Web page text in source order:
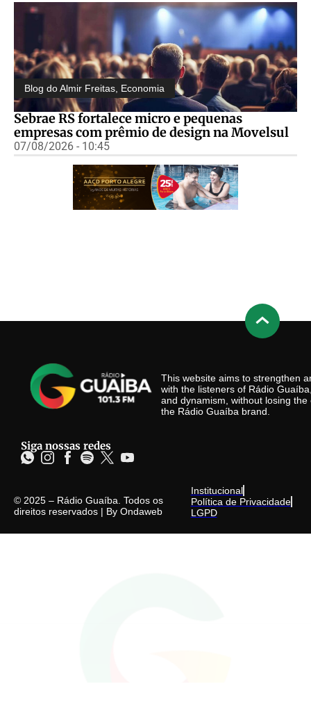
Blog do Almir Freitas, Economia
Sebrae RS fortalece micro e pequenas
empresas com prêmio de design na Movelsul
07/08/2026 - 10:45
This website aims to strengthen
with the listeners of Rádio
and dynamism, without losing
the Rádio Guaíba brand.
Siga nossas redes
© 2025 – Rádio Guaíba. Todos os
direitos reservados | By Ondaweb
Institucional
Política de Privacidade
LGPD